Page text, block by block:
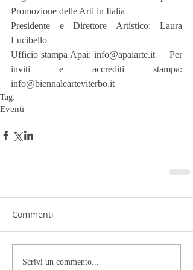
Promozione delle Arti in Italia
Presidente e Direttore Artistico: Laura
Lucibello
Ufficio stampa Apai: info@apaiarte.it     Per
inviti e accrediti stampa:
info@biennalearteviterbo.it
Tag:
Eventi
Commenti
Scrivi un commento...